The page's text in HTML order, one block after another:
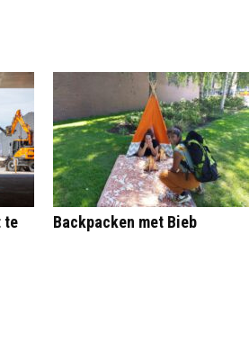
te
Backpacken met Bieb